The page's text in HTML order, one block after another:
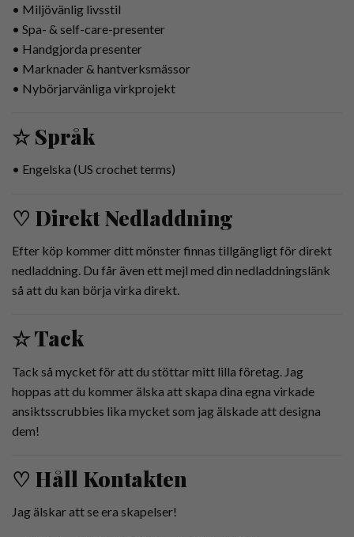
• Miljövänlig livsstil
• Spa- & self-care-presenter
• Handgjorda presenter
• Marknader & hantverksmässor
• Nybörjarvänliga virkprojekt
☆ Språk
• Engelska (US crochet terms)
♡ Direkt Nedladdning
Efter köp kommer ditt mönster finnas tillgängligt för direkt
nedladdning. Du får även ett mejl med din nedladdningslänk
så att du kan börja virka direkt.
☆ Tack
Tack så mycket för att du stöttar mitt lilla företag. Jag
hoppas att du kommer älska att skapa dina egna virkade
ansiktsscrubbies lika mycket som jag älskade att designa
dem!
♡ Håll Kontakten
Jag älskar att se era skapelser!